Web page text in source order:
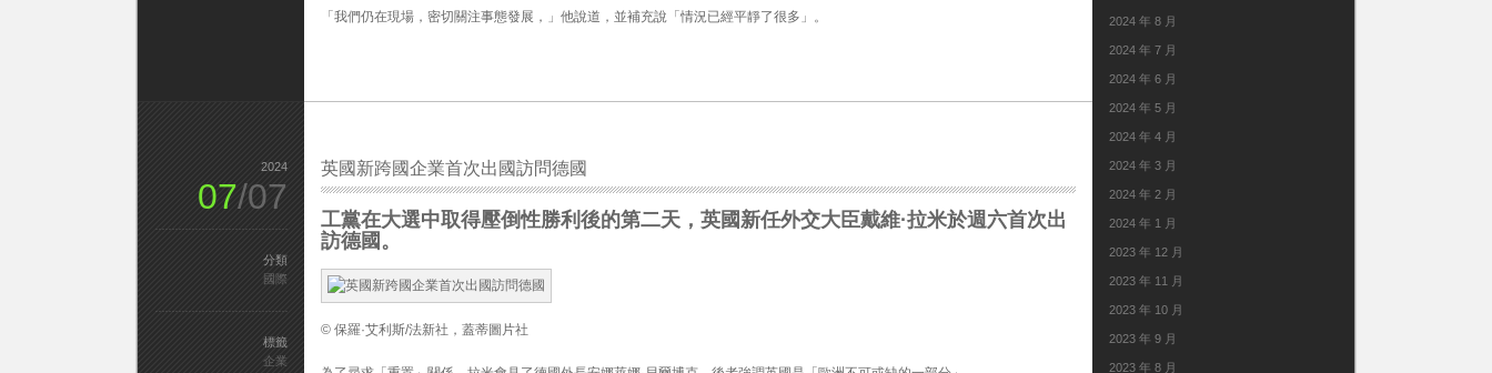
「我們仍在現場，密切關注事態發展，」他說道，並補充說「情況已經平靜了很多」。
英國新跨國企業首次出國訪問德國
工黨在大選中取得壓倒性勝利後的第二天，英國新任外交大臣戴維·拉米於週六首次出
訪德國。
© 保羅·艾利斯/法新社，蓋蒂圖片社
2024
07/07
分類
國際
標籤
企業
2024 年 8 月
2024 年 7 月
2024 年 6 月
2024 年 5 月
2024 年 4 月
2024 年 3 月
2024 年 2 月
2024 年 1 月
2023 年 12 月
2023 年 11 月
2023 年 10 月
2023 年 9 月
2023 年 8 月